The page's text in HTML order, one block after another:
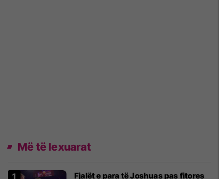
Më të lexuarat
Fjalët e para të Joshuas pas fitores